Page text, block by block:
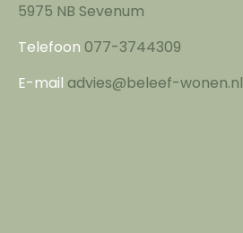
5975 NB Sevenum
Telefoon 077-3744309
E-mail advies@beleef-wonen.nl